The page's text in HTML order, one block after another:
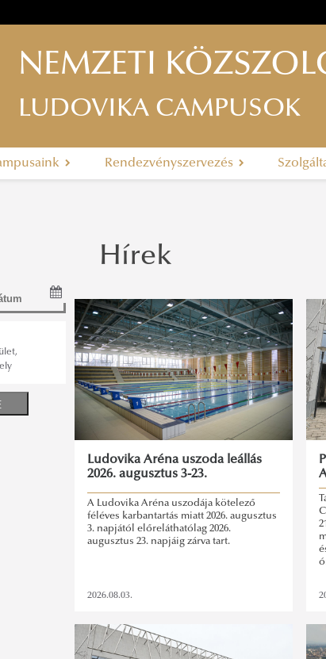
NEMZETI
LUDOVIKA CAMPUSOK
Rendezvényszervezés
,
Hírek
Ludovika Aréna uszoda leállás
2026. augusztus 3-23.
A Ludovika Aréna uszodája kötelező
féléves karbantartás miatt 2026. augusztus
3. napjától előreláthatólag 2026.
augusztus 23. napjáig zárva tart.
2026.08.03.